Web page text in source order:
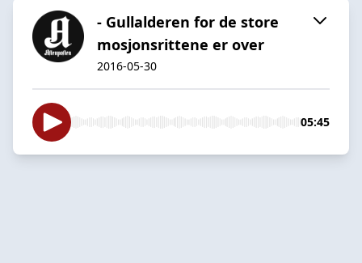
- Gullalderen for de store
mosjonsrittene er over
2016-05-30
05:45